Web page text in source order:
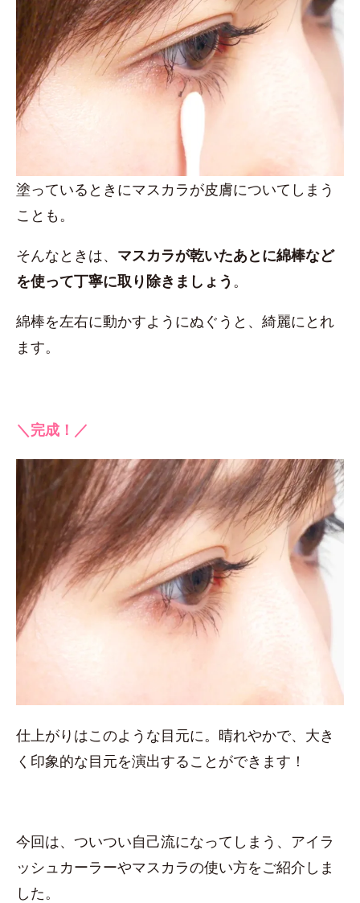
塗っているときにマスカラが皮膚についてしまう
ことも。
そんなときは、 マスカラが乾いたあとに綿棒など
を使って丁寧に取り除きましょう 。
綿棒を左右に動かすようにぬぐうと、綺麗にとれ
ます。
＼完成！／
仕上がりはこのような目元に。晴れやかで、大き
く印象的な目元を演出することができます！
今回は、ついつい自己流になってしまう、アイラ
ッシュカーラーやマスカラの使い方をご紹介しま
した。